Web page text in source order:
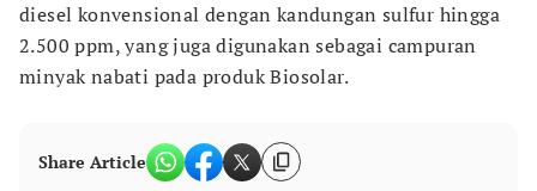
diesel konvensional dengan kandungan sulfur hingga
2.500 ppm, yang juga digunakan sebagai campuran
minyak nabati pada produk Biosolar.
Share Article